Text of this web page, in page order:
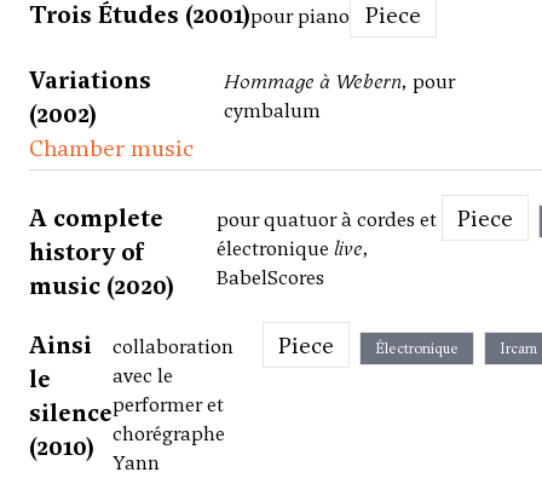
Trois Études (2001)pour piano Piece
Variations
(2002)
Hommage à Webern, pour
cymbalum
Chamber music
A complete
history of
music (2020)
pour quatuor à cordes et
électronique live,
BabelScores
Piece
Ainsi
le
silence
(2010)
collaboration
avec le
performer et
chorégraphe
Yann
Piece Électronique Ircam